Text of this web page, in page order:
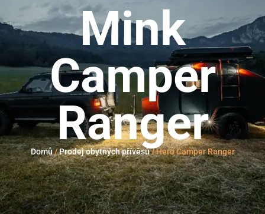
Mink
Camper
Ranger
Domů/Prodej obytných přívěsů/Hero Camper Ranger